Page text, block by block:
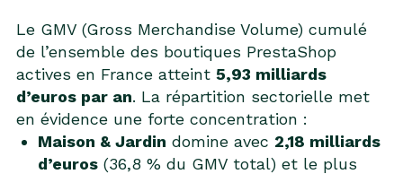
Le GMV (Gross Merchandise Volume) cumulé
de l’ensemble des boutiques PrestaShop
actives en France atteint 5,93 milliards
d’euros par an. La répartition sectorielle met
en évidence une forte concentration :
Maison & Jardin domine avec 2,18 milliards
d’euros (36,8 % du GMV total) et le plus